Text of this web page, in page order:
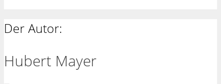
Der Autor:
Hubert Mayer